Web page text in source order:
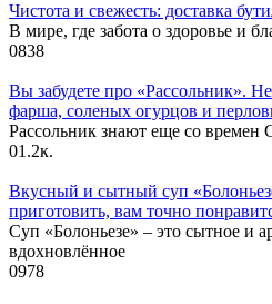
Чистота и свежесть: доставка
В мире, где забота о здоровье и
0838
Вы забудете про «Рассольник».
фарша, соленых огурцов и
Рассольник знают еще со
01.2к.
Вкусный и сытный cуп
приготовить, вам точно
Суп «Болоньезе» – это сытное и
вдохновлённое
0978